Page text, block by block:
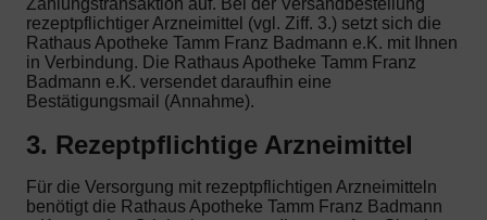
Zahlungstransaktion auf. Bei der Versandbestellung
rezeptpflichtiger Arzneimittel (vgl. Ziff. 3.) setzt sich die
Rathaus Apotheke Tamm Franz Badmann e.K. mit Ihnen
in Verbindung. Die Rathaus Apotheke Tamm Franz
Badmann e.K. versendet daraufhin eine
Bestätigungsmail (Annahme).
3. Rezeptpflichtige Arzneimittel
Für die Versorgung mit rezeptpflichtigen Arzneimitteln
benötigt die Rathaus Apotheke Tamm Franz Badmann